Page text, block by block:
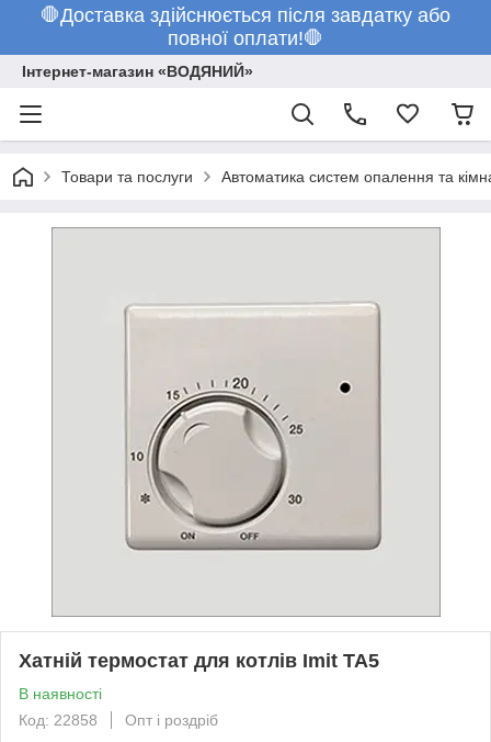
🛑Доставка здійснюється після завдатку або
повної оплати!🛑
Інтернет-магазин «ВОДЯНИЙ»
Товари та послуги Автоматика систем опалення та
Хатній термостат для котлів Imit TA5
В наявності
Код: 22858
Опт і роздріб